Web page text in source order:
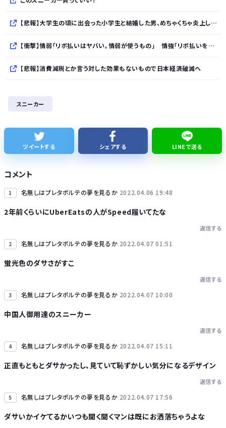
【悲報】大学生の頃に出会った小学生と結婚した男、めちゃくちゃ炎上してしまうwwwwwwwww
【衝撃】情弱「リボ払いはヤバい。情弱が使うもの」 情強「リボ払いを使いこなすのが情強やで」 ← これ
【悲報】消費減税とか言う対した効果もないもので日本経済破滅へ
【悲報】愛煙家・岸谷蘭丸「喫煙者の権利がマジで侵害されてる」と私見 「いくら税金を我々が払ってるんだと」
スニーカー
ツイートする シェアする LINEで送る
コメント
1 名無しはプレタポルテの夢を見るか 2022.04.06 19:48
2年前くらいにUberEatsの人がSpeed履いてたな
返信する
2 名無しはプレタポルテの夢を見るか 2022.04.07 01:51
蛍光色のダサさがすこ
返信する
3 名無しはプレタポルテの夢を見るか 2022.04.07 10:00
中国人御用達のスニーカー
返信する
4 名無しはプレタポルテの夢を見るか 2022.04.07 15:11
正直もともとダサかったし、見ていて恥ずかしい気分になるデザイン
返信する
5 名無しはプレタポルテの夢を見るか 2022.04.07 17:56
ダサいかイケてるかいつも聞く聞くマンは既にお洒落ちゃうよな